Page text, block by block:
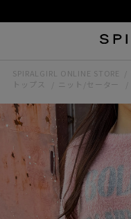
SPIRALGIRL ONLINE STORE
トップス
ニット/セーター